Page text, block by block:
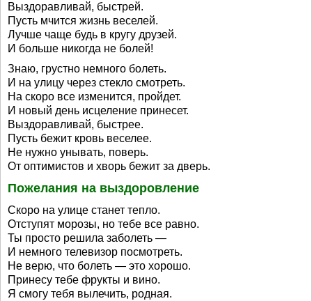
Выздоравливай, быстрей.
Пусть мчится жизнь веселей.
Лучше чаще будь в кругу друзей.
И больше никогда не болей!
Знаю, грустно немного болеть.
И на улицу через стекло смотреть.
На скоро все изменится, пройдет.
И новый день исцеление принесет.
Выздоравливай, быстрее.
Пусть бежит кровь веселее.
Не нужно унывать, поверь.
От оптимистов и хворь бежит за дверь.
Пожелания на выздоровление
Скоро на улице станет тепло.
Отступят морозы, но тебе все равно.
Ты просто решила заболеть —
И немного телевизор посмотреть.
Не верю, что болеть — это хорошо.
Принесу тебе фрукты и вино.
Я смогу тебя вылечить, родная.